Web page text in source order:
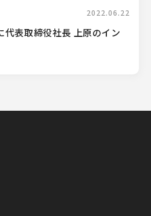
2022.06.22
代表取締役社長 上原のイン